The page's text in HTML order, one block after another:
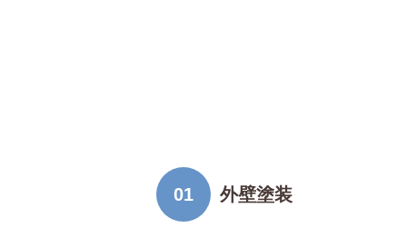
01 外壁塗装